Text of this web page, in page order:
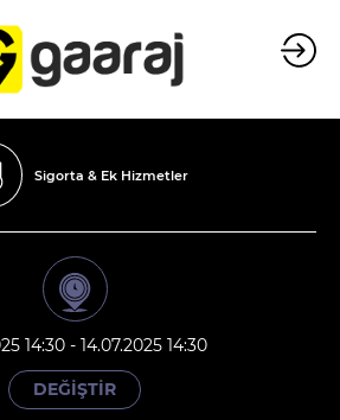
Sigorta & Ek Hizmetler
14:30 - 14.07.2025 14:30
DEĞİŞTİR